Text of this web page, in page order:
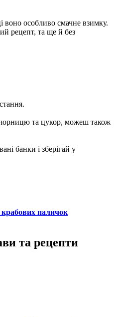
особливо смачне взимку.
рецепт, та ще й без
та цукор, можеш також
банки і зберігай у
паличок
та рецепти